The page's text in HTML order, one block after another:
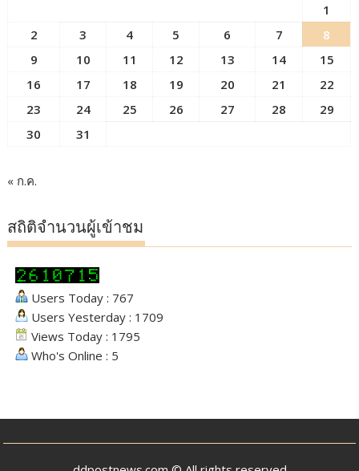
1
2
3 4 5 6 7
8
9
10 11 12 13 14
15
16
17 18 19 20 21
22
23
24 25 26 27 28
29
30
31
« ก.ค.
สถิติจำนวนผู้เข้าชม
Users Today : 767
Users Yesterday : 1709
Views Today : 1795
Who's Online : 5